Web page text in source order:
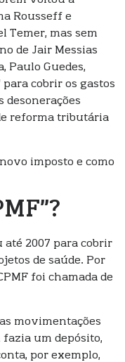
Rousseff e
Temer, mas sem
de Jair Messias
Paulo Guedes,
cobrir os gastos
desonerações
reforma tributária
imposto e como
2007 para cobrir
de saúde. Por
foi chamada de
movimentações
um depósito,
por exemplo,